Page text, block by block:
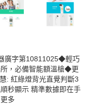
廣字第10811025◆輕巧
，必備智能額溫槍◆更
: 紅綠燈背光直覺判斷3
秒顯示 精準數據即在手
多